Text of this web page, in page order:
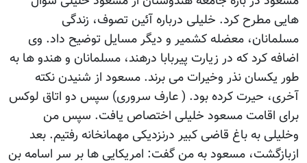
هایی مطرح کرد. خلیلی درباره آئین تصوف، زندگی
مسلمانان، معضله کشمیر و دیگر مسایل توضیح داد. وی
اضافه کرد که در زیارت پیربابا درهند، مسلمانان و هندو ها به
طور یکسان نذر وخیرات می برند. مسعود از شنیدن نکته
آخری، حیرت کرده بود. ( عارف سروری) سپس دو اتاق لوکس
برای اقامت مسعود خلیلی اختصاص یافت. سپس من
وخلیلی به باغ قاضی کبیر درنزدیکی مهمانخانه رفتیم. بعد
ازبازگشت، مسعود به من گفت: امریکایی ها بر سر اسامه بن